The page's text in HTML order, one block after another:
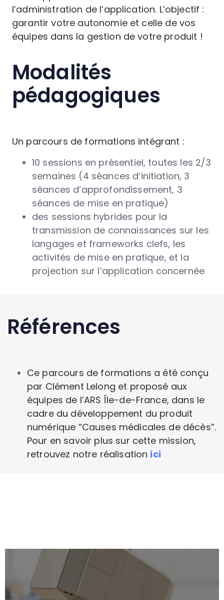
l’administration de l’application. L’objectif :
garantir votre autonomie et celle de vos
équipes dans la gestion de votre produit !
Modalités
pédagogiques
Un parcours de formations intégrant :
10 sessions en présentiel, toutes les 2/3
semaines (4 séances d’initiation, 3
séances d’approfondissement, 3
séances de mise en pratique)
des sessions hybrides pour la
transmission de connaissances sur les
langages et frameworks clefs, les
activités de mise en pratique, et la
projection sur l’application concernée
Références
Ce parcours de formations a été conçu
par Clément Lelong et proposé aux
équipes de l’ARS Île-de-France, dans le
cadre du développement du produit
numérique “Causes médicales de décès”.
Pour en savoir plus sur cette mission,
retrouvez notre réalisation ici